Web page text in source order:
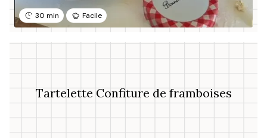
30 min Facile
Tartelette Confiture de framboises